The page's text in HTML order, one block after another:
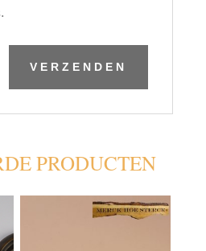
PRODUCTEN